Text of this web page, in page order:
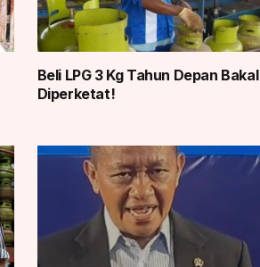
Beli LPG 3 Kg Tahun Depan Bakal
Diperketat!